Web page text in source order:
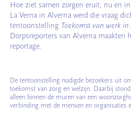
Hoe ziet samen zorgen eruit, nu en
La Verna in Alverna werd die vraag
tentoonstelling Toekomst van werk
Dorpsreporters van Alverna maakten
reportage.
De tentoonstelling nodigde bezoekers uit
toekomst van zorg en welzijn. Daarbij
alleen binnen de muren van een
verbinding met de mensen en organisaties